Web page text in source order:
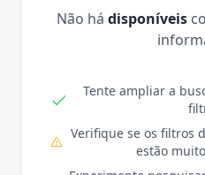
Não há disponíveis
Tente ampliar a
Verifique se os filtros
estão